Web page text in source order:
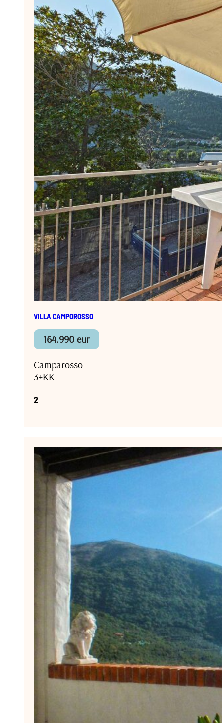
VILLA CAMPOROSSO
164.990 eur
Camparosso
3+KK
2